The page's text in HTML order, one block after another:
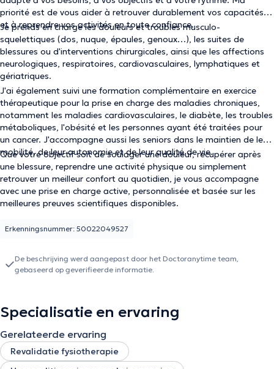
priorité est de vous aider à retrouver durablement vos capacités
et à reprendre vos activités en toute confiance.
Je prends en charge les douleurs et troubles musculo-
squelettiques (dos, nuque, épaules, genoux…), les suites de
blessures ou d'interventions chirurgicales, ainsi que les affections
neurologiques, respiratoires, cardiovasculaires, lymphatiques et
gériatriques.
J'ai également suivi une formation complémentaire en exercice
thérapeutique pour la prise en charge des maladies chroniques,
notamment les maladies cardiovasculaires, le diabète, les troubles
métaboliques, l'obésité et les personnes ayant été traitées pour
un cancer. J'accompagne aussi les seniors dans le maintien de leur
mobilité, de leur autonomie et de leur qualité de vie.
Que votre objectif soit de soulager une douleur, récupérer après
une blessure, reprendre une activité physique ou simplement
retrouver un meilleur confort au quotidien, je vous accompagne
avec une prise en charge active, personnalisée et basée sur les
meilleures preuves scientifiques disponibles.
Erkenningsnummer: 50022049527
De beschrijving werd aangepast door het Doctoranytime team,
gebaseerd op geverifieerde informatie.
Specialisatie en ervaring
Gerelateerde ervaring
Revalidatie fysiotherapie